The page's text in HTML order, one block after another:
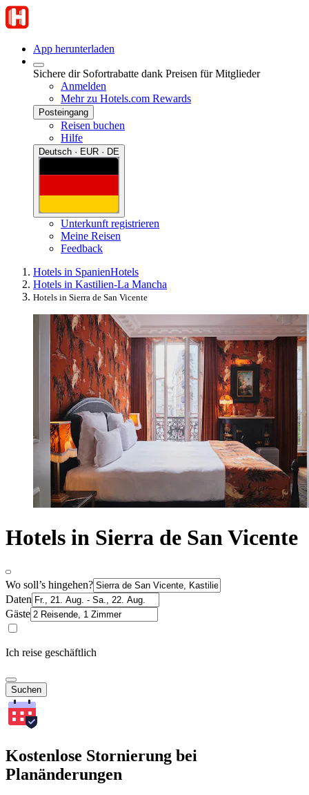
App herunterladen
Sichere dir Sofortrabatte dank Preisen für Mitglieder
Anmelden
Mehr zu Hotels.com Rewards
Posteingang
Reisen buchen
Hilfe
Deutsch · EUR · DE
Unterkunft registrieren
Meine Reisen
Feedback
Hotels in SpanienHotels
Hotels in Kastilien-La Mancha
Hotels in Sierra de San Vicente
Hotels in Sierra de San Vicente
Wo soll’s hingehen?
Daten
Gäste
Ich reise geschäftlich
Suchen
Kostenlose Stornierung bei
Planänderungen